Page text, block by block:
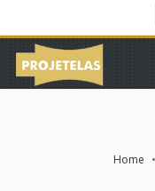
Home